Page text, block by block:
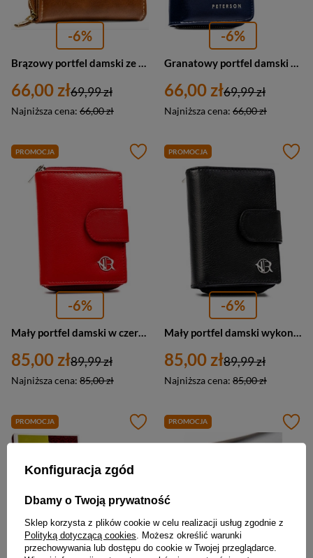
-6%
66,00 zł
Najniższa cena: 66,00 zł
69,99 zł
-6%
66,00 zł
Najniższa cena: 66,00 zł
69,99 zł
PROMOCJA
-6%
Mały portfel damski w czerwonym kolorze zamykany na zatrzask - Rovicky
85,00 zł
Najniższa cena: 85,00 zł
89,99 zł
PROMOCJA
-6%
Mały portfel damski wykonany ze skóry naturalnej w czarnym kolorze - Rovicky
85,00 zł
Najniższa cena: 85,00 zł
89,99 zł
PROMOCJA PROMOCJA
Konfiguracja zgód
Dbamy o Twoją prywatność
Sklep korzysta z plików cookie w celu realizacji usług zgodnie z
Polityką dotyczącą cookies . Możesz określić warunki
przechowywania lub dostępu do cookie w Twojej przeglądarce.